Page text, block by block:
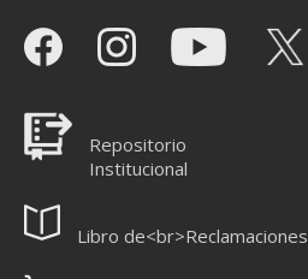
Repositorio
Institucional
Libro de<br>Reclamaciones